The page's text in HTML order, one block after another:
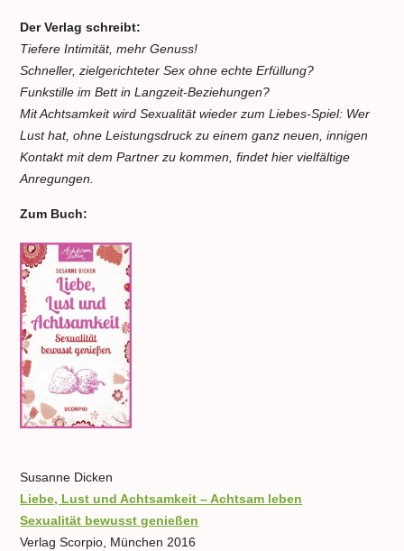
Der Verlag schreibt:
Tiefere Intimität, mehr Genuss!
Schneller, zielgerichteter Sex ohne echte Erfüllung?
Funkstille im Bett in Langzeit-Beziehungen?
Mit Achtsamkeit wird Sexualität wieder zum Liebes-Spiel: Wer
Lust hat, ohne Leistungsdruck zu einem ganz neuen, innigen
Kontakt mit dem Partner zu kommen, findet hier vielfältige
Anregungen.
Zum Buch:
Susanne Dicken
Liebe, Lust und Achtsamkeit – Achtsam leben
Sexualität bewusst genießen
Verlag Scorpio, München 2016